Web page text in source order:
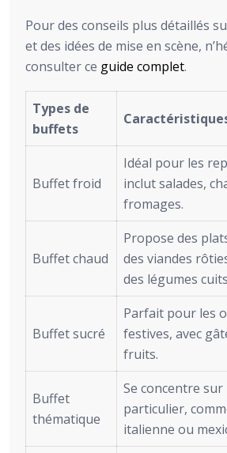
Pour des conseils plus détaillés
et des idées de mise en scène,
consulter ce guide complet.
Types de
buffets
Buffet froid
Idéal pour les
inclut salades,
fromages.
Buffet chaud
Propose des
des viandes
des légumes
Buffet sucré
Parfait pour les
festives, avec
fruits.
Buffet
thématique
Se concentre
particulier,
italienne ou